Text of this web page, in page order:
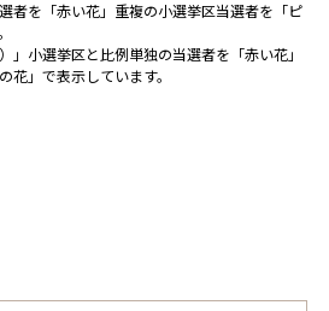
者を「赤い花」重複の小選挙区当選者を「ピ
」小選挙区と比例単独の当選者を「赤い花」
花」で表示しています。